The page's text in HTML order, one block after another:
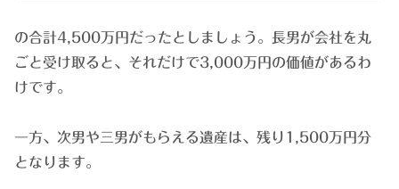
の合計4,500万円だったとしましょう。長男が会社を丸
ごと受け取ると、それだけで3,000万円の価値があるわ
けです。
一方、次男や三男がもらえる遺産は、残り1,500万円分
となります。